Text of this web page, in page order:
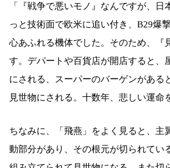
「『戦争で悪いモノ』なんですが、日
っと技術面で欧米に追い付き、B29爆
心あふれる機体でした。そのため、『
す。デパートや百貨店が開店すると、
にされる、スーパーのバーゲンがある
見世物にされる。十数年、悲しい運命
ちなみに、「飛燕」をよく見ると、主
動部分があり、その根元が切られてい